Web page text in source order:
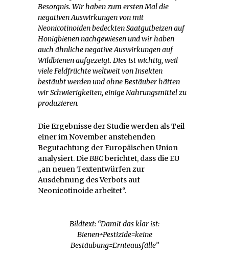
Besorgnis. Wir haben zum ersten Mal die
negativen Auswirkungen von mit
Neonicotinoiden bedeckten Saatgutbeizen auf
Honigbienen nachgewiesen und wir haben
auch ähnliche negative Auswirkungen auf
Wildbienen aufgezeigt. Dies ist wichtig, weil
viele Feldfrüchte weltweit von Insekten
bestäubt werden und ohne Bestäuber hätten
wir Schwierigkeiten, einige Nahrungsmittel zu
produzieren.
Die Ergebnisse der Studie werden als Teil
einer im November anstehenden
Begutachtung der Europäischen Union
analysiert. DieBBCberichtet, dass die EU
„an neuen Textentwürfen zur
Ausdehnung des Verbots auf
Neonicotinoide arbeitet“.
Bildtext: “Damit das klar ist:
Bienen+Pestizide=keine
Bestäubung=Ernteausfälle”